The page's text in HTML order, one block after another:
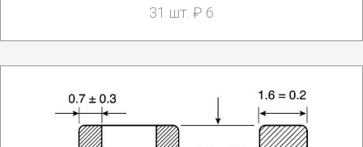
31 шт. ₽ 6